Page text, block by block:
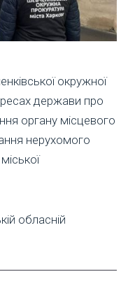
окружної
держави про
органу місцевого
нерухомого
обласній